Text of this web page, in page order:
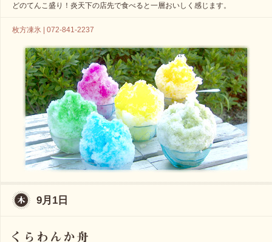
どのてんこ盛り！炎天下の店先で食べると一層おいしく感じます。
枚方凍氷 | 072-841-2237
9月1日